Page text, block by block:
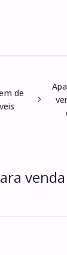
de